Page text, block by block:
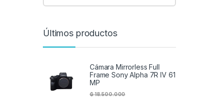
Últimos productos
Cámara Mirrorless Full
Frame Sony Alpha 7R IV 61
MP
₲18.500.000